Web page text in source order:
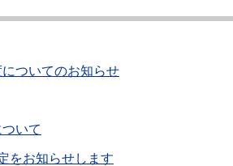
ついてのお知らせ
いて
をお知らせします